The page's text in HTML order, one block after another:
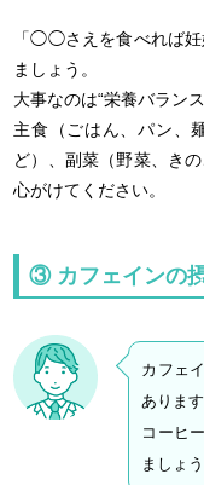
「◯◯さえを食べれば
ましょう。
大事なのは“栄養バランス
主食（ごはん、パン、
ど）、副菜（野菜、き
心がけてください。
③ カフェインの
カフェ
あります
コーヒ
ましょう